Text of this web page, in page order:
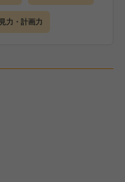
すすめトークをするな
力・計画力